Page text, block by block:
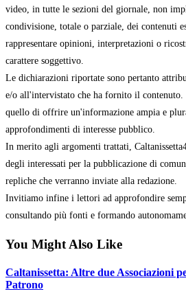
video, in tutte le sezioni del giornale, non
condivisione, totale o parziale, dei contenuti
rappresentare opinioni, interpretazioni o
carattere soggettivo.
Le dichiarazioni riportate sono pertanto
e/o all'intervistato che ha fornito il
quello di offrire un'informazione ampia e
approfondimenti di interesse pubblico.
In merito agli argomenti trattati,
degli interessati per la pubblicazione di
repliche che verranno inviate alla redazione.
Invitiamo infine i lettori ad approfondire
consultando più fonti e formando
You Might Also Like
Caltanissetta: Altre due Associazioni
Patrono